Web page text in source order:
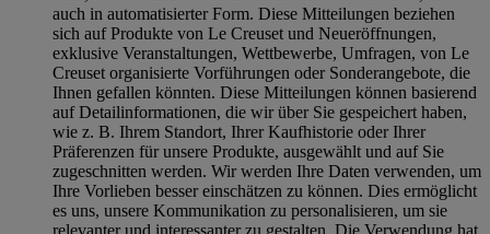
auch in automatisierter Form. Diese Mitteilungen beziehen
sich auf Produkte von Le Creuset und Neueröffnungen,
exklusive Veranstaltungen, Wettbewerbe, Umfragen, von Le
Creuset organisierte Vorführungen oder Sonderangebote, die
Ihnen gefallen könnten. Diese Mitteilungen können basierend
auf Detailinformationen, die wir über Sie gespeichert haben,
wie z. B. Ihrem Standort, Ihrer Kaufhistorie oder Ihrer
Präferenzen für unsere Produkte, ausgewählt und auf Sie
zugeschnitten werden. Wir werden Ihre Daten verwenden, um
Ihre Vorlieben besser einschätzen zu können. Dies ermöglicht
es uns, unsere Kommunikation zu personalisieren, um sie
relevanter und interessanter zu gestalten. Die Verwendung hat